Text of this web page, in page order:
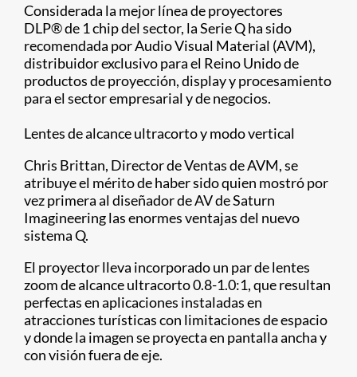
Considerada la mejor línea de proyectores
DLP®de 1 chip del sector, la Serie Q ha sido
recomendada por Audio Visual Material (AVM),
distribuidor exclusivo para el Reino Unido de
productos de proyección, display y procesamiento
para el sector empresarial y de negocios.
Lentes de alcance ultracorto y modo vertical
Chris Brittan, Director de Ventas de AVM, se
atribuye el mérito de haber sido quien mostró por
vez primera al diseñador de AV de Saturn
Imagineering las enormes ventajas del nuevo
sistema Q.
El proyector lleva incorporado un par de lentes
zoom de alcance ultracorto 0.8-1.0:1, que resultan
perfectas en aplicaciones instaladas en
atracciones turísticas con limitaciones de espacio
y donde la imagen se proyecta en pantalla ancha y
con visión fuera de eje.